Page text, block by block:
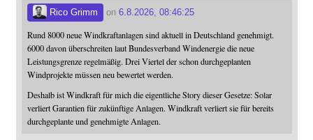
Rico Grimm on 6.8.2026, 08:46:25
Rund 8000 neue Windkraftanlagen sind aktuell in Deutschland genehmigt.
6000 davon überschreiten laut Bundesverband Windenergie die neue
Leistungsgrenze regelmäßig. Drei Viertel der schon durchgeplanten
Windprojekte müssen neu bewertet werden.
Deshalb ist Windkraft für mich die eigentliche Story dieser Gesetze: Solar
verliert Garantien für zukünftige Anlagen. Windkraft verliert sie für bereits
durchgeplante und genehmigte Anlagen.